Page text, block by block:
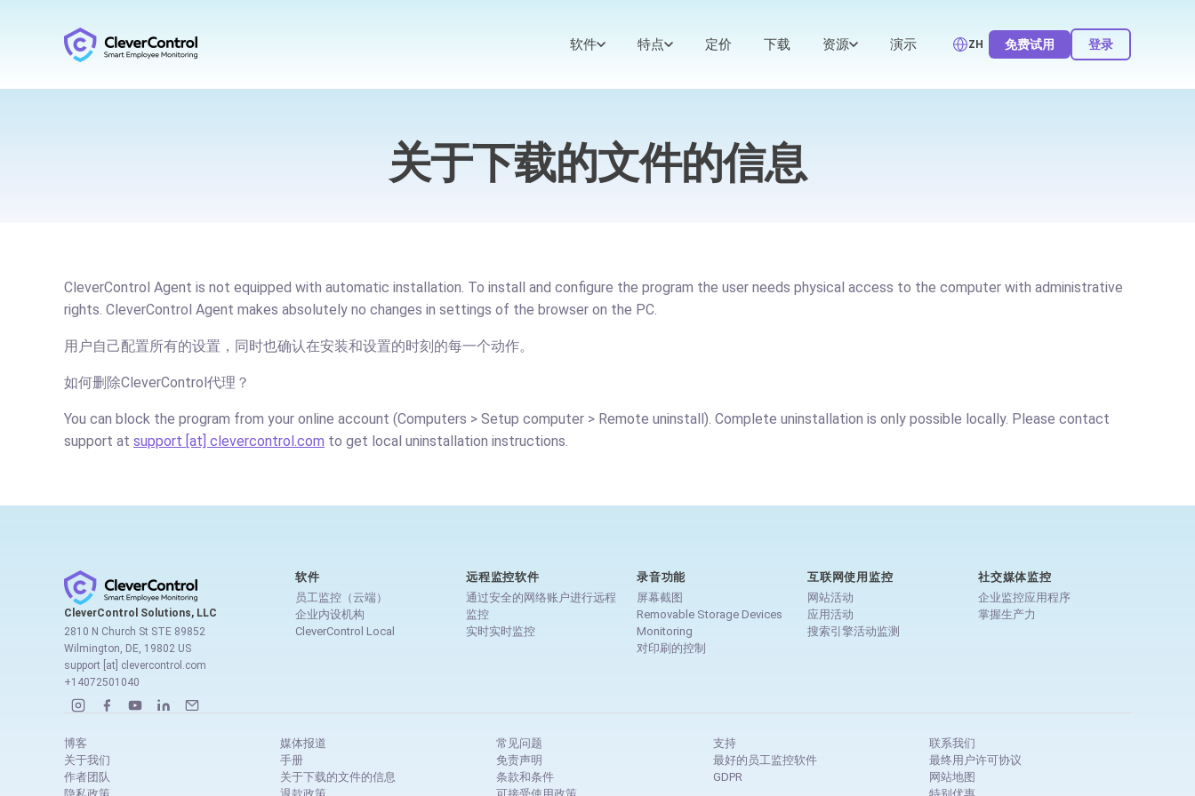
软件 特点 定价 下载 资源 演示 ZH 免费试用 登录
关于下载的文件的信息
CleverControl Agent is not equipped with automatic installation. To install and configure the program the user needs physical access to the computer with administrative
rights. CleverControl Agent makes absolutely no changes in settings of the browser on the PC.
用户自己配置所有的设置，同时也确认在安装和设置的时刻的每一个动作。
如何删除CleverControl代理？
You can block the program from your online account (Computers > Setup computer > Remote uninstall). Complete uninstallation is only possible locally. Please contact
support at support [at] clevercontrol.com to get local uninstallation instructions.
CleverControl Solutions, LLC
2810 N Church St STE 89852
Wilmington, DE, 19802 US
support [at] clevercontrol.com
+14072501040
软件
员工监控（云端）
企业内设机构
CleverControl Local
远程监控软件
通过安全的网络账户进行远程
监控
实时实时监控
录音功能
屏幕截图
Removable Storage Devices
Monitoring
对印刷的控制
互联网使用监控
网站活动
应用活动
搜索引擎活动监测
社交媒体监控
企业监控应用程序
掌握生产力
博客
关于我们
作者团队
媒体报道
手册
关于下载的文件的信息
常见问题
免责声明
条款和条件
支持
最好的员工监控软件
GDPR
联系我们
最终用户许可协议
网站地图